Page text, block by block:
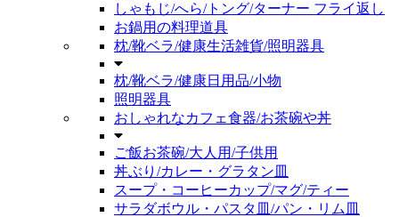
しゃもじ/へら/トング/ターナー フライ返し
お鍋用の料理道具
枕/靴ベラ/健康生活雑貨/照明器具
枕/靴ベラ/健康日用品/小物
照明器具
おしゃれなカフェ食器/お茶碗や丼
ご飯お茶碗/大人用/子供用
丼ぶり/カレー・グラタン皿
スープ・コーヒーカップ/マグ/ティー
サラダボウル・パスタ皿/パン・リム皿